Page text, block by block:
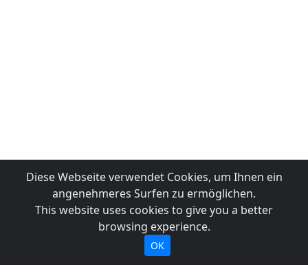
Diese Webseite verwendet Cookies, um Ihnen ein
angenehmeres Surfen zu ermöglichen.
This website uses cookies to give you a better
browsing experience.
OK